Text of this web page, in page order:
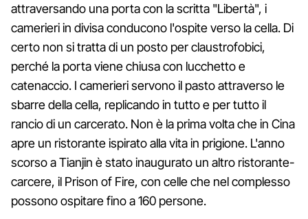
attraversando una porta con la scritta "Libertà", i
camerieri in divisa conducono l'ospite verso la cella. Di
certo non si tratta di un posto per claustrofobici,
perché la porta viene chiusa con lucchetto e
catenaccio. I camerieri servono il pasto attraverso le
sbarre della cella, replicando in tutto e per tutto il
rancio di un carcerato. Non è la prima volta che in Cina
apre un ristorante ispirato alla vita in prigione. L'anno
scorso a Tianjin è stato inaugurato un altro ristorante-
carcere, il Prison of Fire, con celle che nel complesso
possono ospitare fino a 160 persone.